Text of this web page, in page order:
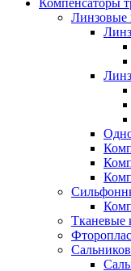
Компенсаторы
Линзовые
Тканевые